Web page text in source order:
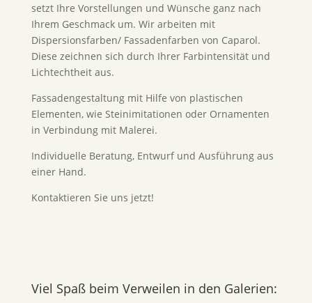
setzt Ihre Vorstellungen und Wünsche ganz nach
Ihrem Geschmack um. Wir arbeiten mit
Dispersionsfarben/ Fassadenfarben von Caparol.
Diese zeichnen sich durch Ihrer Farbintensität und
Lichtechtheit aus.
Fassadengestaltung mit Hilfe von plastischen
Elementen, wie Steinimitationen oder Ornamenten
in Verbindung mit Malerei.
Individuelle Beratung, Entwurf und Ausführung aus
einer Hand.
Kontaktieren Sie uns jetzt!
Viel Spaß beim Verweilen in den Galerien: